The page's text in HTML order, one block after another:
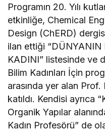
Programın 20. Yılı
etkinliğe, Chemical
Design (ChERD)
ilan ettiği “DÜNYANIN
KADINI” listesinde ve
Bilim Kadınları İçin
arasında yer alan Prof.
katıldı. Kendisi ayrıca
Organik Yapılar
Kadın Profesörü” de